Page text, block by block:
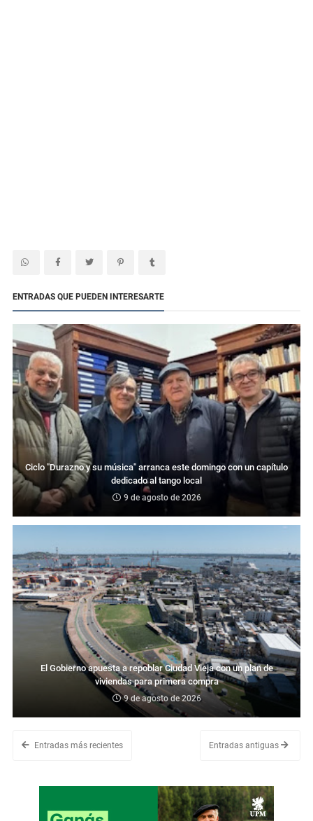
ENTRADAS QUE PUEDEN INTERESARTE
Ciclo "Durazno y su música" arranca este domingo con un capítulo
dedicado al tango local
9 de agosto de 2026
El Gobierno apuesta a repoblar Ciudad Vieja con un plan de
viviendas para primera compra
9 de agosto de 2026
Entradas más recientes Entradas antiguas